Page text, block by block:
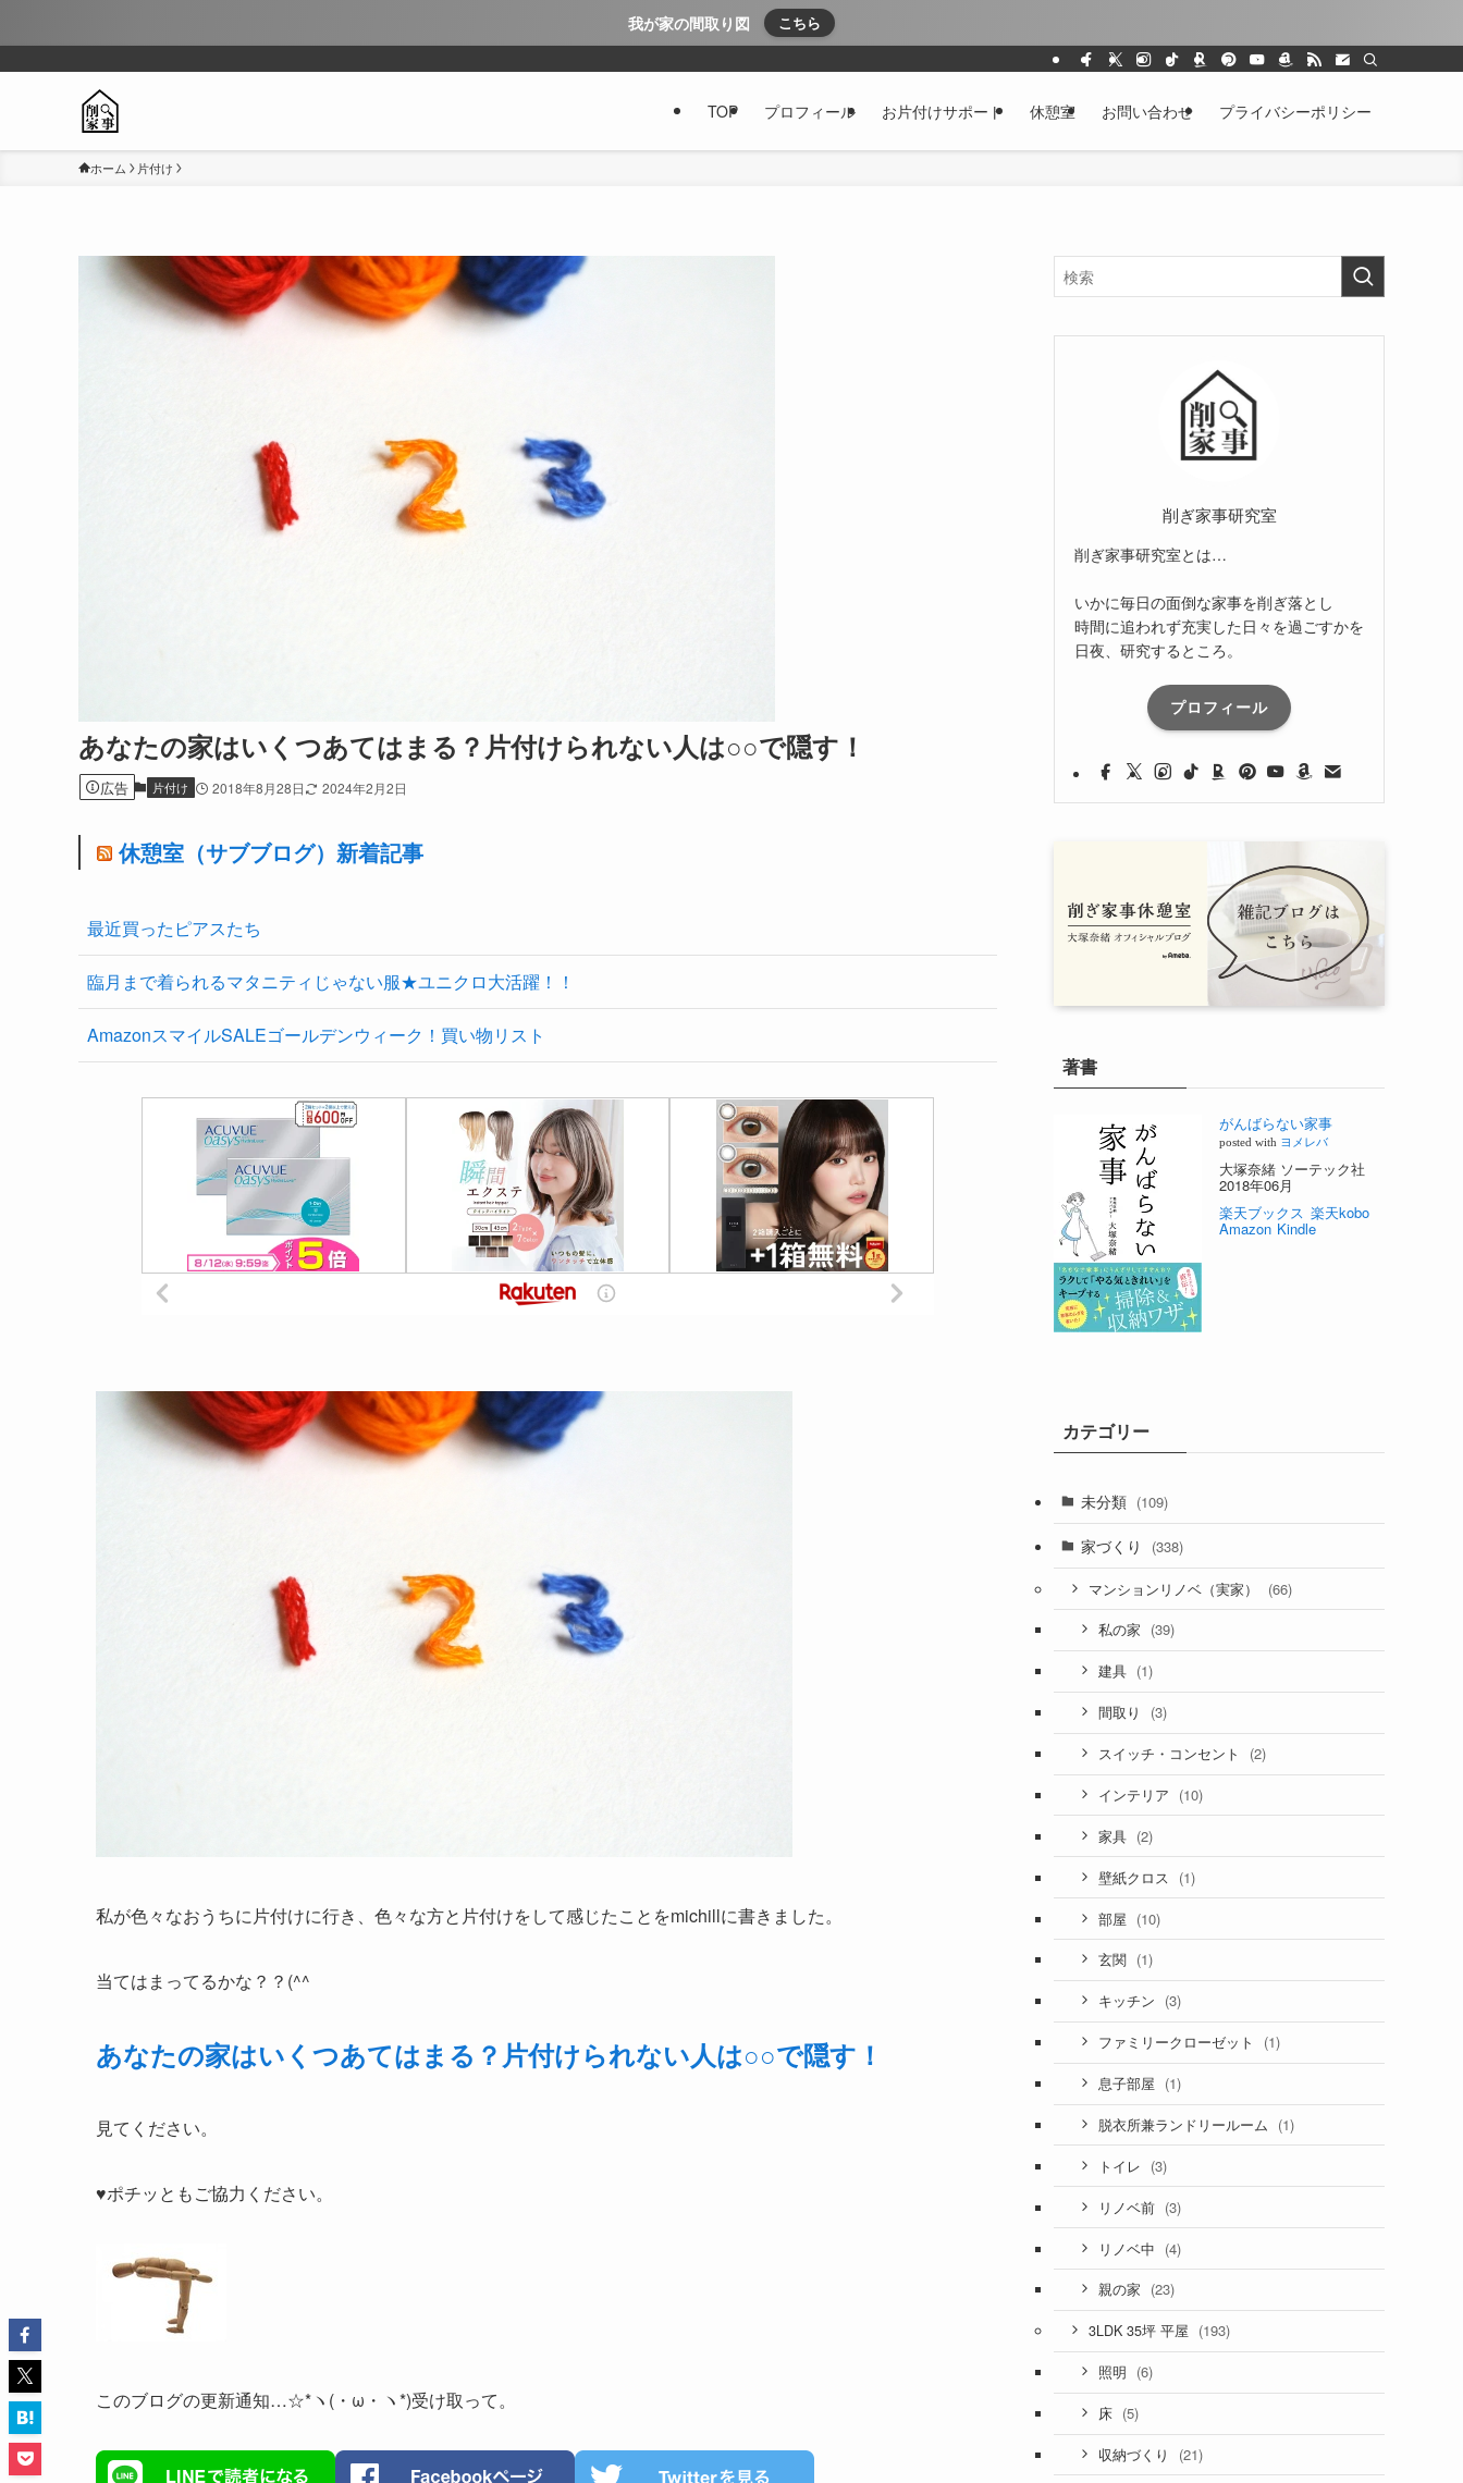
我が家の間取り図 こちら
TOP プロフィール お片付けサポート 休憩室 お問い合わせ プライバシーポリシー
ホーム 片付け
あなたの家はいくつあてはまる？片付けられない人は○○で隠す！
広告 片付け 2018年8月28日 2024年2月2日
休憩室（サブブログ）新着記事
最近買ったピアスたち
臨月まで着られるマタニティじゃない服★ユニクロ大活躍！！
AmazonスマイルSALEゴールデンウィーク！買い物リスト
私が色々なおうちに片付けに行き、色々な方と片付けをして感じたことをmichillに書きました。
当てはまってるかな？？(^^ゞ
あなたの家はいくつあてはまる？片付けられない人は○○で隠す！
見てください。
♥ポチッともご協力ください。
このブログの更新通知…☆*ヽ(・ω・ヽ*)受け取って。
削ぎ家事研究室
削ぎ家事研究室とは…
いかに毎日の面倒な家事を削ぎ落とし
時間に追われず充実した日々を過ごすかを
日夜、研究するところ。
プロフィール
著書
がんばらない家事
posted with ヨメレバ
大塚奈緒 ソーテック社
2018年06月
楽天ブックス 楽天kobo
Amazon Kindle
カテゴリー
未分類 (109)
家づくり (338)
マンションリノベ（実家） (66)
私の家 (39)
建具 (1)
間取り (3)
スイッチ・コンセント (2)
インテリア (10)
家具 (2)
壁紙クロス (1)
部屋 (10)
玄関 (1)
キッチン (3)
ファミリークローゼット (1)
息子部屋 (1)
脱衣所兼ランドリールーム (1)
トイレ (3)
リノベ前 (3)
リノベ中 (4)
親の家 (23)
3LDK 35坪 平屋 (193)
照明 (6)
床 (5)
収納づくり (21)